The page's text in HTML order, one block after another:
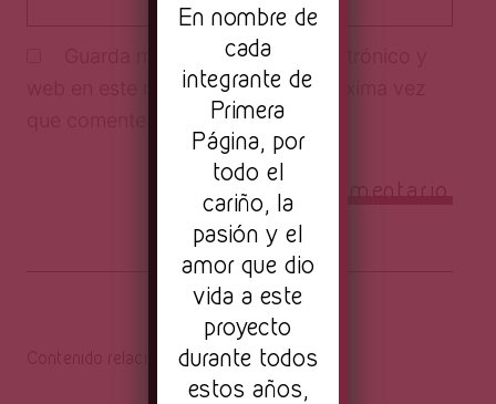
Guarda mi nombre, correo electrónico y
web en este navegador para la próxima vez
Contenido relacionado
En nombre de
cada
integrante de
Primera
Página, por
todo el
cariño, la
pasión y el
amor que dio
vida a este
proyecto
durante todos
estos años,